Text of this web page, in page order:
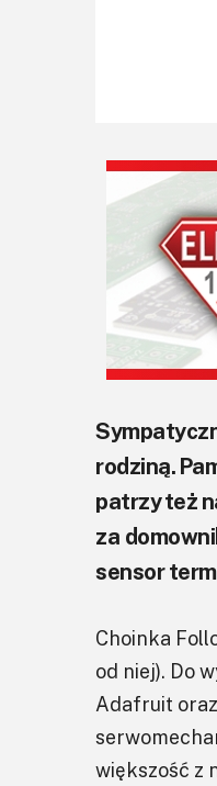
rodziną.
patrzy też
za
sensor
Choinka
od niej). Do
Adafruit
większość z